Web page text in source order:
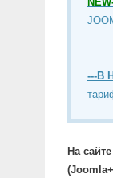
---В
На